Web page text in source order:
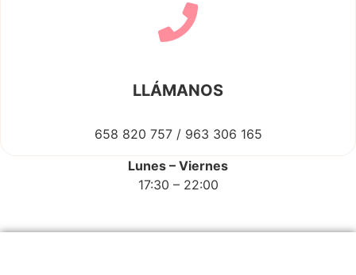
LLÁMANOS
658 820 757 / 963 306 165
Lunes – Viernes
17:30 – 22:00